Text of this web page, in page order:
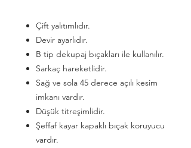
Çift yalıtımlıdır.
Devir ayarlıdır.
B tip dekupaj bıçakları ile kullanılır.
Sarkaç hareketlidir.
Sağ ve sola 45 derece açılı kesim
imkanı vardır.
Düşük titreşimlidir.
Şeffaf kayar kapaklı bıçak koruyucu
vardır.